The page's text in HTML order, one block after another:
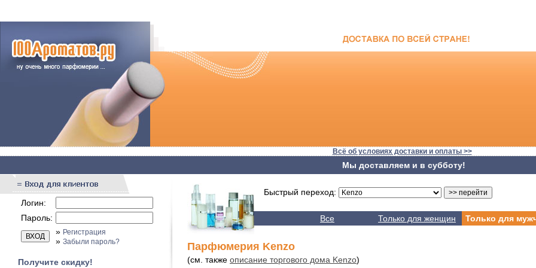
Всё об условиях доставки и оплаты >>
Мы доставляем и в субботу!
Логин:
Пароль:
» Регистрация
» Забыли пароль?
Получите скидку!
Быстрый переход:
Все Только для женщин Только для
Парфюмерия Kenzo
(см. также описание торгового дома Kenzo)